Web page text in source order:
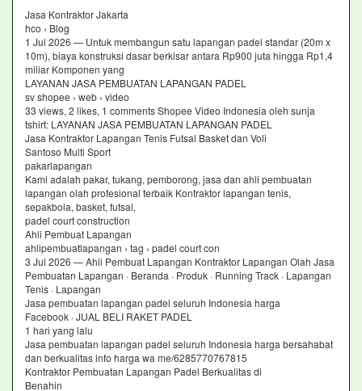
Jasa Kontraktor Jakarta
hco › Blog
1 Jul 2026 — Untuk membangun satu lapangan padel standar (20m x
10m), biaya konstruksi dasar berkisar antara Rp900 juta hingga Rp1,4
miliar Komponen yang
LAYANAN JASA PEMBUATAN LAPANGAN PADEL
sv shopee › web › video
33 views, 2 likes, 1 comments Shopee Video Indonesia oleh sunja
tshirt: LAYANAN JASA PEMBUATAN LAPANGAN PADEL
Jasa Kontraktor Lapangan Tenis Futsal Basket dan Voli
Santoso Multi Sport
pakarlapangan
Kami adalah pakar, tukang, pemborong, jasa dan ahli pembuatan
lapangan olah profesional terbaik Kontraktor lapangan tenis,
sepakbola, basket, futsal,
padel court construction
Ahli Pembuat Lapangan
ahlipembuatlapangan › tag › padel court con
3 Jul 2026 — Ahli Pembuat Lapangan Kontraktor Lapangan Olah Jasa
Pembuatan Lapangan · Beranda · Produk · Running Track · Lapangan
Tenis · Lapangan
Jasa pembuatan lapangan padel seluruh Indonesia harga
Facebook · JUAL BELI RAKET PADEL
1 hari yang lalu
Jasa pembuatan lapangan padel seluruh Indonesia harga bersahabat
dan berkualitas info harga wa me/6285770767815
Kontraktor Pembuatan Lapangan Padel Berkualitas di
Benahin